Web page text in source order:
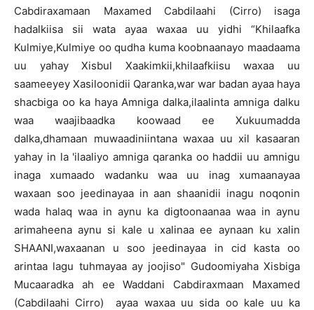
Cabdiraxamaan Maxamed Cabdilaahi (Cirro) isaga
hadalkiisa sii wata ayaa waxaa uu yidhi “Khilaafka
Kulmiye,Kulmiye oo qudha kuma koobnaanayo maadaama
uu yahay Xisbul Xaakimkii,khilaafkiisu waxaa uu
saameeyey Xasiloonidii Qaranka,war war badan ayaa haya
shacbiga oo ka haya Amniga dalka,ilaalinta amniga dalku
waa waajibaadka koowaad ee Xukuumadda
dalka,dhamaan muwaadiniintana waxaa uu xil kasaaran
yahay in la 'ilaaliyo amniga qaranka oo haddii uu amnigu
inaga xumaado wadanku waa uu inag xumaanayaa
waxaan soo jeedinayaa in aan shaanidii inagu noqonin
wada halaq waa in aynu ka digtoonaanaa waa in aynu
arimaheena aynu si kale u xalinaa ee aynaan ku xalin
SHAANI,waxaanan u soo jeedinayaa in cid kasta oo
arintaa lagu tuhmayaa ay joojiso" Gudoomiyaha Xisbiga
Mucaaradka ah ee Waddani Cabdiraxmaan Maxamed
(Cabdilaahi Cirro) ayaa waxaa uu sida oo kale uu ka